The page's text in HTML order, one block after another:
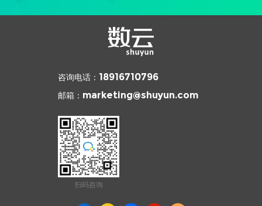
咨询电话： 18916710796
邮箱： marketing@shuyun.com
扫码咨询